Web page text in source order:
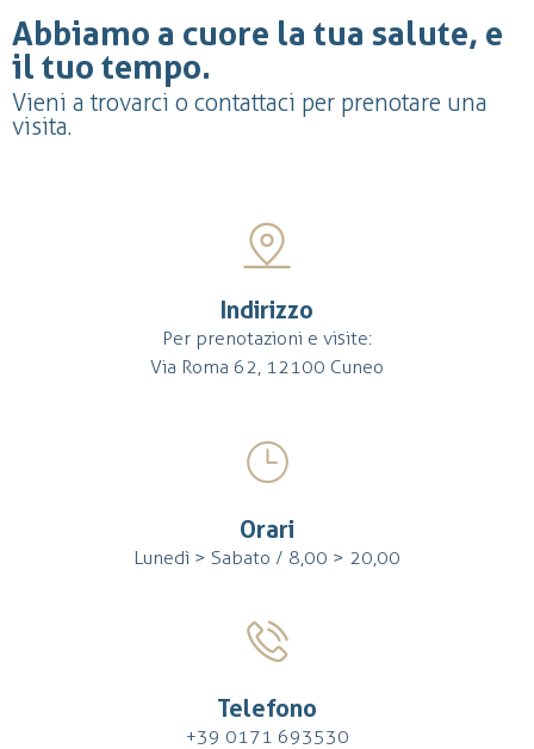
Abbiamo a cuore la tua salute, e
il tuo tempo.
Vieni a trovarci o contattaci per prenotare una
visita.
Indirizzo
Per prenotazioni e visite:
Via Roma 62, 12100 Cuneo
Orari
Lunedì > Sabato / 8,00 > 20,00
Telefono
+39 0171 693530